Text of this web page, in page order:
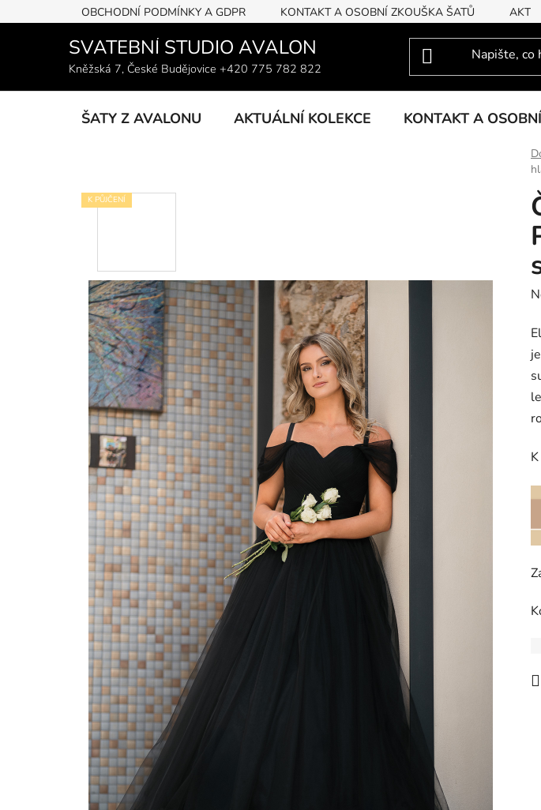
na
OBCHODNÍ PODMÍNKY A GDPR KONTAKT A OSOBNÍ ZKOUŠKA ŠATŮ
SVATEBNÍ STUDIO AVALON
Kněžská 7, České Budějovice +420 775 782 822
ŠATY Z AVALONU AKTUÁLNÍ KOLEKCE KONTAKT A
je
z
5
K PŮJČENÍ